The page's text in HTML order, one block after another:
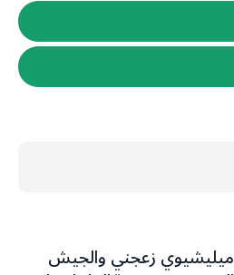
ميليشيوي زعجني والجيش